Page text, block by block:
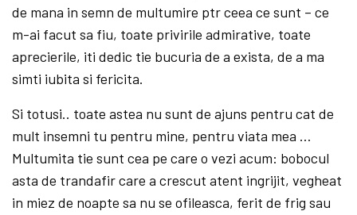
de mana in semn de multumire ptr ceea ce sunt – ce
m-ai facut sa fiu, toate privirile admirative, toate
aprecierile, iti dedic tie bucuria de a exista, de a ma
simti iubita si fericita.
Si totusi.. toate astea nu sunt de ajuns pentru cat de
mult insemni tu pentru mine, pentru viata mea …
Multumita tie sunt cea pe care o vezi acum: bobocul
asta de trandafir care a crescut atent ingrijit, vegheat
in miez de noapte sa nu se ofileasca, ferit de frig sau